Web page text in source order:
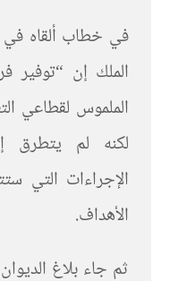
الملك إن “توفير
الملموس لقطاعي
لكنه لم يتطرق
الإجراءات التي
الأهداف.
ثم جاء بلاغ